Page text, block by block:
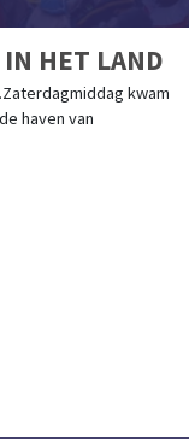
HET LAND
kwam
haven van